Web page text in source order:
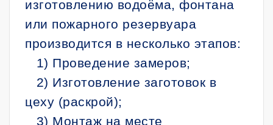
изготовлению водоёма, фонтана
или пожарного резервуара
производится в несколько этапов:
1) Проведение замеров;
2) Изготовление заготовок в
цеху (раскрой);
3) Монтаж на месте